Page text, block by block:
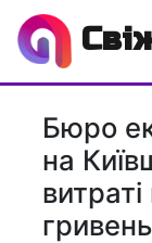
Бюро
на